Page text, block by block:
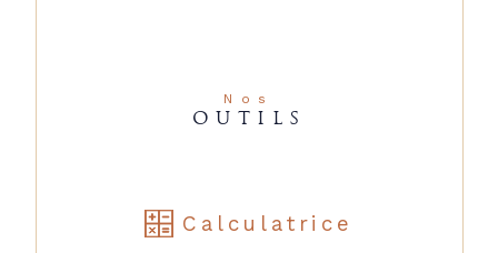
Nos
OUTILS
Calculatrice